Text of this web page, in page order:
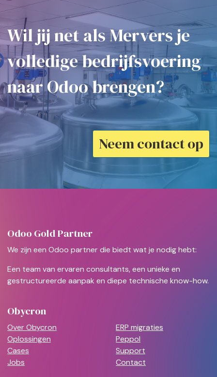
Wil jij net als Mervers je
volledige bedrijfsvoering
naar Odoo brengen?
Neem contact op
Odoo Gold Partner
We zijn een Odoo partner die biedt wat je nodig hebt:
Een team van ervaren consultants, een unieke en
gestructureerde aanpak en diepe technische know-how.
Obycron
Over Obycron
Oplossingen
Cases
Jobs
ERP migraties
Peppol
Support
Contact